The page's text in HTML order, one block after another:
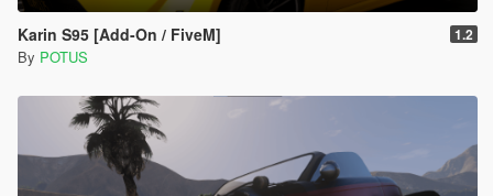
Karin S95 [Add-On / FiveM] 1.2
By POTUS